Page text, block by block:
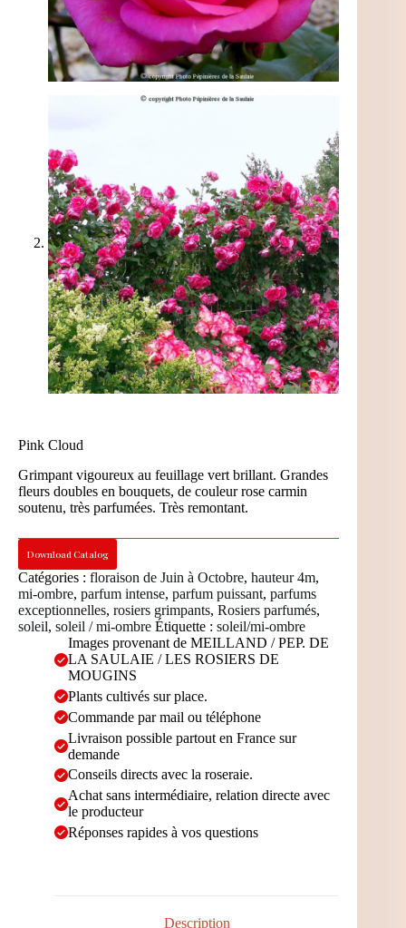
Pink Cloud
Grimpant vigoureux au feuillage vert brillant. Grandes
fleurs doubles en bouquets, de couleur rose carmin
soutenu, très parfumées. Très remontant.
Download Catalog
Catégories : floraison de Juin à Octobre, hauteur 4m,
mi-ombre, parfum intense, parfum puissant, parfums
exceptionnelles, rosiers grimpants, Rosiers parfumés,
soleil, soleil / mi-ombre Étiquette : soleil/mi-ombre
Images provenant de MEILLAND / PEP. DE
LA SAULAIE / LES ROSIERS DE
MOUGINS
Plants cultivés sur place.
Commande par mail ou téléphone
Livraison possible partout en France sur
demande
Conseils directs avec la roseraie.
Achat sans intermédiaire, relation directe avec
le producteur
Réponses rapides à vos questions
Description